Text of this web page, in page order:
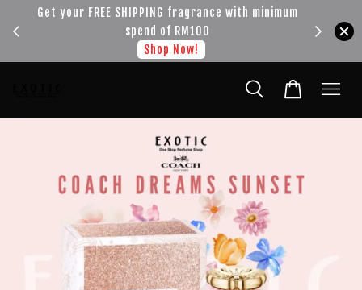
Get your FREE SHIPPING fragrance with minimum
spend of RM100
Shop Now!